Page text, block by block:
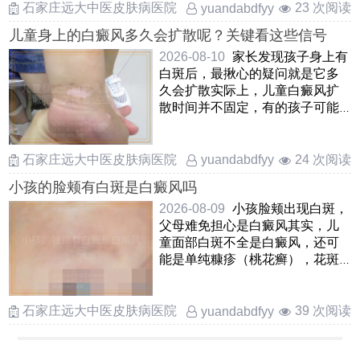
石家庄远大中医皮肤病医院
yuandabdfyy 23 次阅读
儿童身上的白癜风多久会扩散呢？关键看这些信号
2026-08-10 家长发现孩子身上有
白斑后，最揪心的疑问就是它多
久会扩散实际上，儿童白癜风扩
散时间并不固定，有的孩子可能
石家庄远大中医皮肤病医院 yuandabdfyy 24 次阅读
小孩的脸颊有白斑是白癜风吗
2026-08-09 小孩脸颊出现白斑，
父母难免担心是白癜风其实，儿
童面部白斑不全是白癜风，还可
能是单纯糠疹（桃花癣），花斑
石家庄远大中医皮肤病医院
yuandabdfyy 39 次阅读